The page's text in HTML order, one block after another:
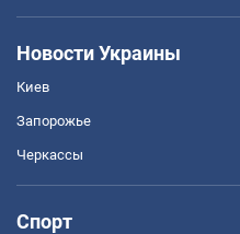
Новости Украины
Киев
Запорожье
Черкассы
Спорт